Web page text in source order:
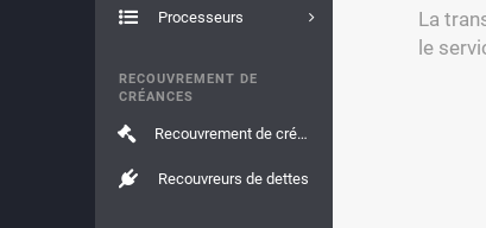
Processeurs
RECOUVREMENT DE
CRÉANCES
Recouvrement de créances
Recouvreurs de dettes
La
le